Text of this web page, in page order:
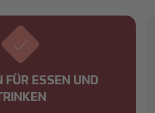
FÜR ESSEN UND